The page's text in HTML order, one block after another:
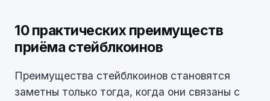
10 практических преимуществ
приёма стейблкоинов
Преимущества стейблкоинов становятся
заметны только тогда, когда они связаны с